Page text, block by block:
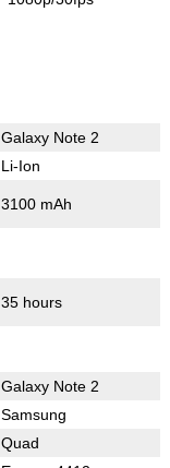
Galaxy Note 2
Li-Ion
3100 mAh
35 hours
Galaxy Note 2
Samsung
Quad